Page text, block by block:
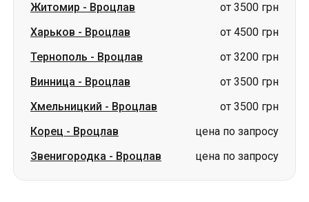
Житомир - Вроцлав
от 3500 грн
Харьков - Вроцлав
от 4500 грн
Тернополь - Вроцлав
от 3200 грн
Винница - Вроцлав
от 3500 грн
Хмельницкий - Вроцлав
от 3500 грн
Корец - Вроцлав
цена по запросу
Звенигородка - Вроцлав цена по запросу